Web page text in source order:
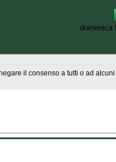
domenica
il consenso a tutti o ad